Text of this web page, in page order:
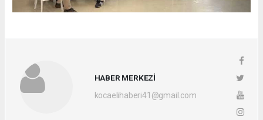
HABER MERKEZİ
kocaelihaberi41@gmail.com